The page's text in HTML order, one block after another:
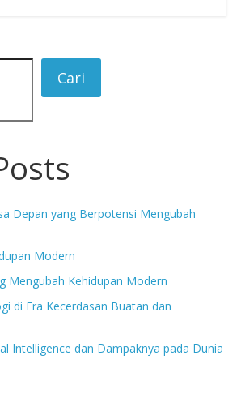
Cari
Depan yang Berpotensi Mengubah
Modern
Mengubah Kehidupan Modern
di Era Kecerdasan Buatan dan
Intelligence dan Dampaknya pada Dunia